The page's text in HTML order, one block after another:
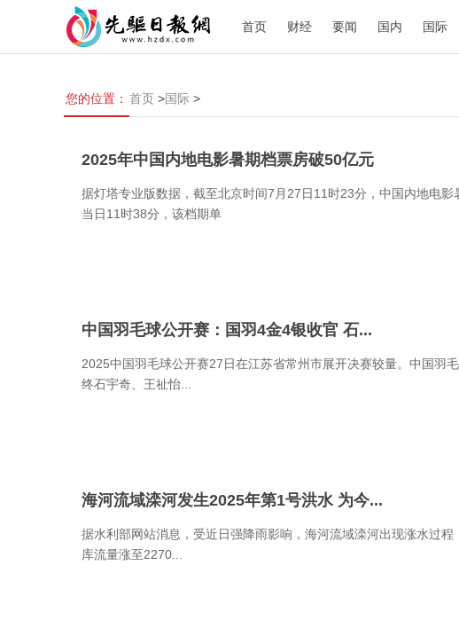
首页 财经 要闻 国内 国际
您的位置： 首页 >国际 >
2025年中国内地电影暑期档票房破50亿元
据灯塔专业版数据，截至北京时间7月27日11时23分，中国内地电
当日11时38分，该档期单
中国羽毛球公开赛：国羽4金4银收官 石...
2025中国羽毛球公开赛27日在江苏省常州市展开决赛较量。中国羽
终石宇奇、王祉怡...
海河流域滦河发生2025年第1号洪水 为今...
据水利部网站消息，受近日强降雨影响，海河流域滦河出现涨水过
库流量涨至2270...